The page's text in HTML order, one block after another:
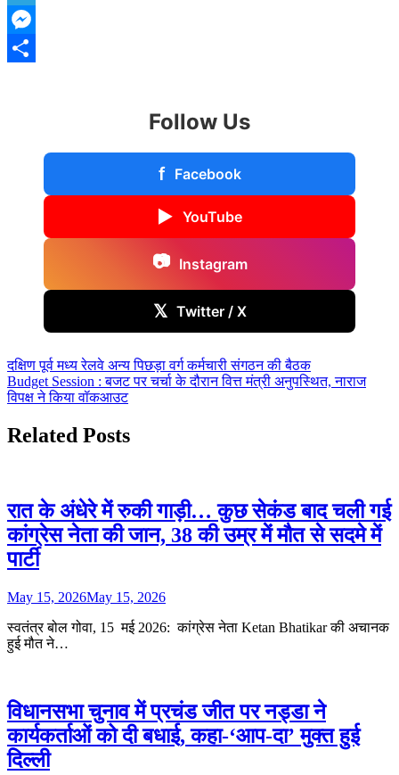
Telegram
Messenger
Follow Us
f Facebook
▶ YouTube
📷 Instagram
𝕏 Twitter / X
Post
navigation
दक्षिण पूर्व मध्य रेलवे अन्य पिछड़ा वर्ग कर्मचारी संगठन की बैठक
Budget Session : बजट पर चर्चा के दौरान वित्त मंत्री अनुपस्थित, नाराज
विपक्ष ने किया वॉकआउट
Related Posts
रात के अंधेरे में रुकी गाड़ी… कुछ सेकंड बाद चली गई
कांग्रेस नेता की जान, 38 की उम्र में मौत से सदमे में
पार्टी
May 15, 2026May 15, 2026
स्वतंत्र बोल गोवा, 15 मई 2026: कांग्रेस नेता Ketan Bhatikar की अचानक
हुई मौत ने…
विधानसभा चुनाव में प्रचंड जीत पर नड्डा ने
कार्यकर्ताओं को दी बधाई, कहा-‘आप-दा’ मुक्त हुई
दिल्ली